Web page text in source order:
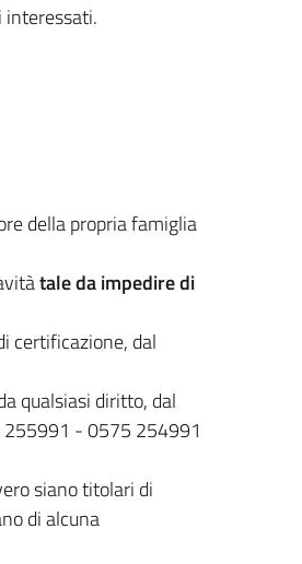
interessati.
della propria famiglia
tale da impedire di
certificazione, dal
qualsiasi diritto, dal
255991 - 0575 254991
siano titolari di
di alcuna